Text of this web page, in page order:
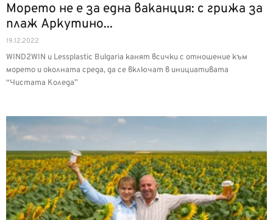
Морето не е за една ваканция: с грижа за
плаж Аркутино...
19.12.2022
WIND2WIN и Lessplastic Bulgaria канят всички с отношение към
морето и околната среда, да се включат в инициативата
“Чистата Коледа”